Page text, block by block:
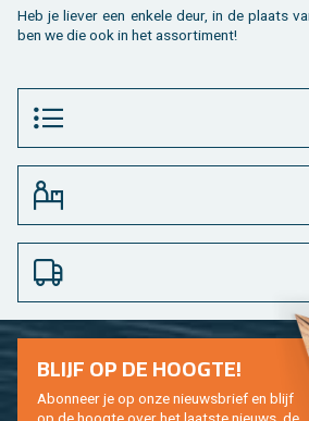
Heb je lie­ver een en­ke­le deur, in de plaats
ben we die ook in het as­sor­ti­ment!
BLIJF OP DE HOOG­TE!
Abon­neer je op onze nieuws­brief en blijf
op de hoog­te over het laat­ste nieuws, de